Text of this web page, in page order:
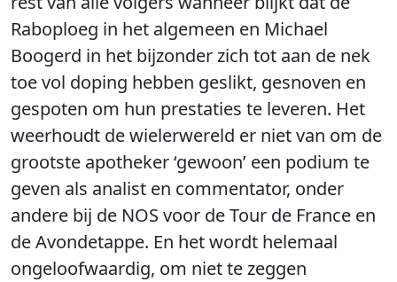
Raboploeg in het algemeen en Michael
Boogerd in het bijzonder zich tot aan de nek
toe vol doping hebben geslikt, gesnoven en
gespoten om hun prestaties te leveren. Het
weerhoudt de wielerwereld er niet van om de
grootste apotheker ‘gewoon’ een podium te
geven als analist en commentator, onder
andere bij de NOS voor de Tour de France en
de Avondetappe. En het wordt helemaal
ongeloofwaardig, om niet te zeggen